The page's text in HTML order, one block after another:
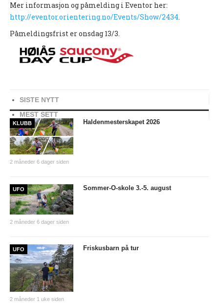
Ny på o-løp?
Nyheter
SYKKEL
Nyheter og informasjon
Påmeldingsskjema 2026/2027
SKI
Informasjon
KLATRING
Informasjon
KLUBB
BLI MEDLEM!
Mer informasjon og påmelding i Eventor her:
http://eventor.orientering.no/Events/Show/2434.
Påmeldingsfrist er onsdag 13/3.
SISTE NYTT
MEST SETT
KLUBB
2 måneder 6 dager siden
Haldenmesterskapet 2026
UFO
2 måneder 6 dager siden
Sommer-O-skole 3.-5. august
UFO
2 måneder 1 uke siden
Friskusbarn på tur